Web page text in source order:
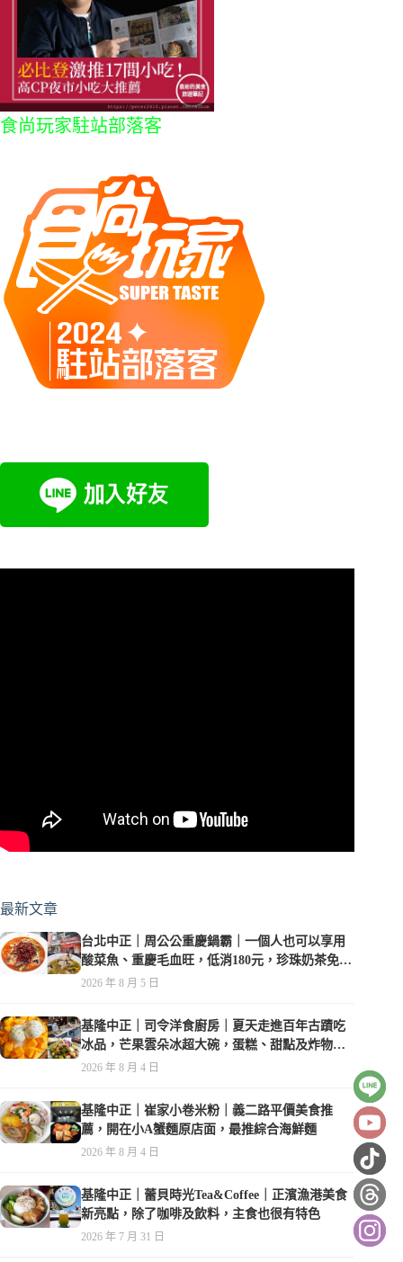
食尚玩家駐站部落客
最新文章
台北中正｜周公公重慶鍋霸｜一個人也可以享用
酸菜魚、重慶毛血旺，低消180元，珍珠奶茶免費
喝到爽
2026 年 8 月 5 日
基隆中正｜司令洋食廚房｜夏天走進百年古蹟吃
冰品，芒果雲朵冰超大碗，蛋糕、甜點及炸物都
在水準之上
2026 年 8 月 4 日
基隆中正｜崔家小卷米粉｜義二路平價美食推
薦，開在小A蟹麵原店面，最推綜合海鮮麵
2026 年 8 月 4 日
基隆中正｜蕾貝時光Tea&Coffee｜正濱漁港美食
新亮點，除了咖啡及飲料，主食也很有特色
2026 年 7 月 31 日